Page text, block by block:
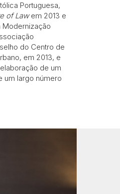
Portuguesa,
of Lawem 2013 e
Modernização
do Centro de
em 2013, e
de um
um largo número